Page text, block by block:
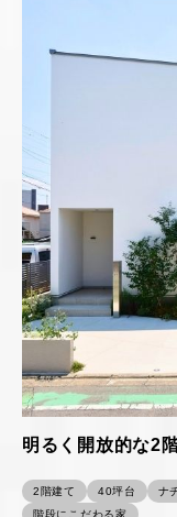
明るく開放的な2
2階建て 40坪台 ナ
階段にこだわる家